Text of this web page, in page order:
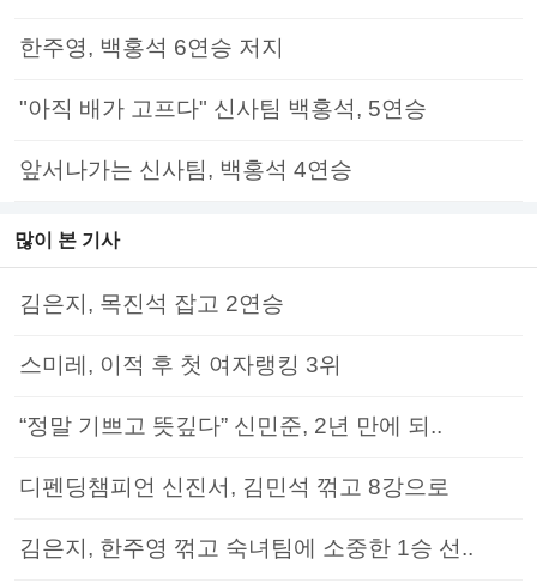
한주영, 백홍석 6연승 저지
"아직 배가 고프다" 신사팀 백홍석, 5연승
앞서나가는 신사팀, 백홍석 4연승
많이 본 기사
김은지, 목진석 잡고 2연승
스미레, 이적 후 첫 여자랭킹 3위
“정말 기쁘고 뜻깊다” 신민준, 2년 만에 되..
디펜딩챔피언 신진서, 김민석 꺾고 8강으로
김은지, 한주영 꺾고 숙녀팀에 소중한 1승 선..